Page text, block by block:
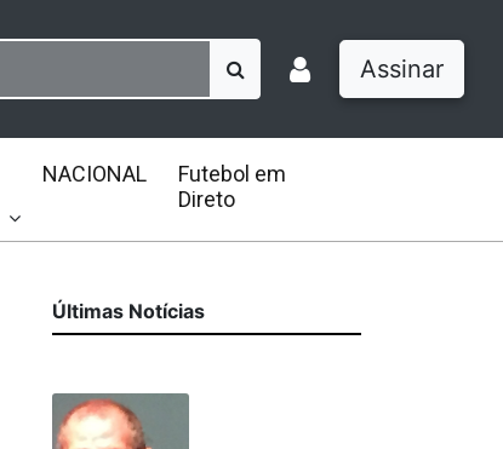
Assinar
NACIONAL
Futebol em
Direto
Últimas Notícias